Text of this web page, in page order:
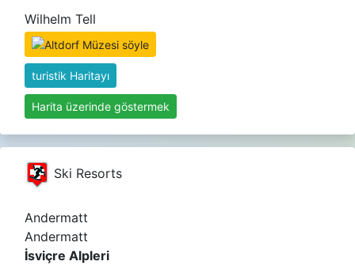
Wilhelm Tell
turistik Haritayı
Harita üzerinde göstermek
Ski Resorts
Andermatt
Andermatt
İsviçre Alpleri